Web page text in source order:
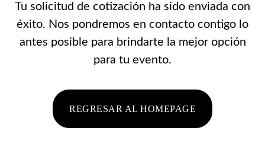
Tu solicitud de cotización ha sido enviada con
éxito. Nos pondremos en contacto contigo lo
antes posible para brindarte la mejor opción
para tu evento.
REGRESAR AL HOMEPAGE